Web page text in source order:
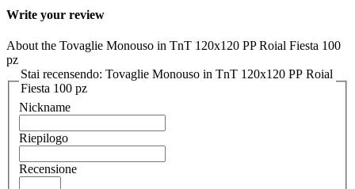
Write your review
About the Tovaglie Monouso in TnT 120x120 PP Roial Fiesta 100
pz
Stai recensendo: Tovaglie Monouso in TnT 120x120 PP Roial
Fiesta 100 pz
Nickname
Riepilogo
Recensione